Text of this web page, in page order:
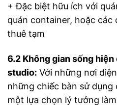
+ Đặc biệt hữu ích với
quán container, hoặc các
thuê tạm
6.2 Không gian sống
studio: Với những nơi
những chiếc bàn sử dụng
một lựa chọn lý tưởng